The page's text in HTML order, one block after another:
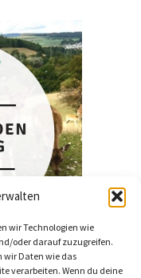
wir Technologien wie
oder darauf zuzugreifen.
wir Daten wie das
verarbeiten. Wenn du deine
in